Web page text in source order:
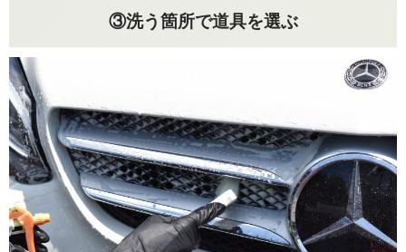
③洗う箇所で道具を選ぶ